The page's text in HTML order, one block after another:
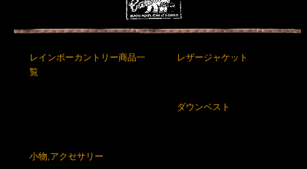
レインボーカントリー商品一
覧
レザージャケット
ダウンベスト
小物,アクセサリー